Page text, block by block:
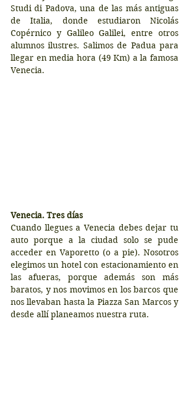
Studi di Padova, una de las más antiguas
de Italia, donde estudiaron Nicolás
Copérnico y Galileo Galilei, entre otros
alumnos ilustres. Salimos de Padua para
llegar en media hora (49 Km) a la famosa
Venecia.
Venecia. Tres días
Cuando llegues a Venecia debes dejar tu
auto porque a la ciudad solo se pude
acceder en Vaporetto (o a pie). Nosotros
elegimos un hotel con estacionamiento en
las afueras, porque además son más
baratos, y nos movimos en los barcos que
nos llevaban hasta la Piazza San Marcos y
desde allí planeamos nuestra ruta.